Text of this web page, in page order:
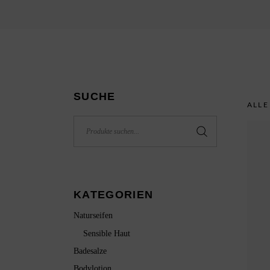
SUCHE
KATEGORIEN
Naturseifen
Sensible Haut
Badesalze